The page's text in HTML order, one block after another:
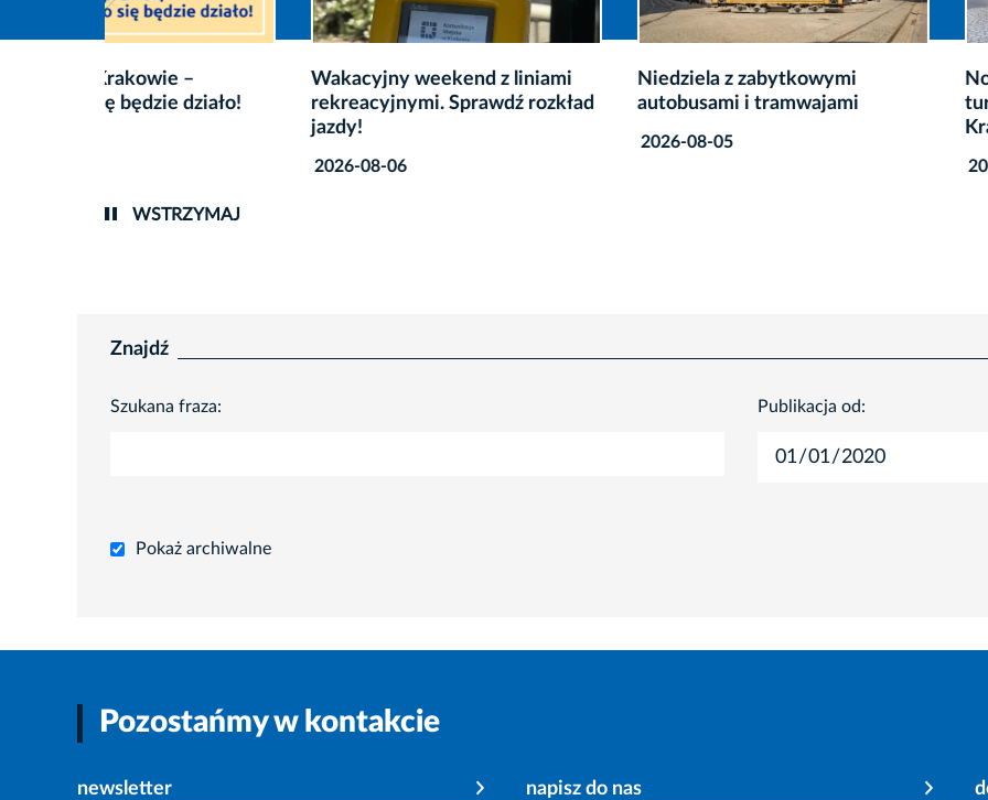
Wakacyjny weekend z liniami
rekreacyjnymi. Sprawdź rozkład
Niedziela z zabytkowymi
autobusami i tramwajami
Nowy punkt informacji
turystycznej w samym
WSTRZYMAJ
Znajdź
Szukana fraza: Publikacja od:
Pokaż archiwalne
Pozostańmy w kontakcie
newsletter napisz do nas